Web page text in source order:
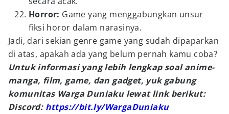
Horror: Game yang menggabungkan unsur
fiksi horor dalam narasinya.
Jadi, dari sekian genre game yang sudah dipaparkan
di atas, apakah ada yang belum pernah kamu coba?
Untuk informasi yang lebih lengkap soal anime-
manga, film, game, dan gadget, yuk gabung
komunitas Warga Duniaku lewat link berikut:
Discord: https://bit.ly/WargaDuniaku